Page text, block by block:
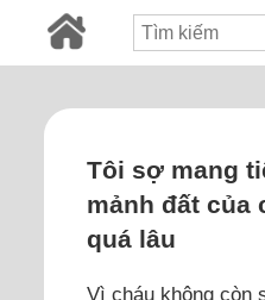
Tôi sợ mang
mảnh đất của
quá lâu
Vì cháu không còn